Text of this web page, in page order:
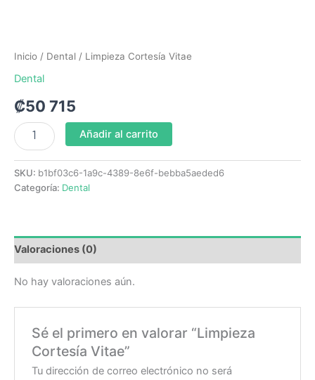
Inicio / Dental / Limpieza Cortesía Vitae
Dental
₡50 715
Añadir al carrito
SKU: b1bf03c6-1a9c-4389-8e6f-bebba5aeded6
Categoría: Dental
Valoraciones (0)
No hay valoraciones aún.
Sé el primero en valorar “Limpieza
Cortesía Vitae”
Tu dirección de correo electrónico no será